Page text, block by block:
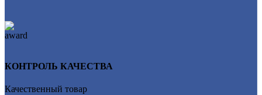
КОНТРОЛЬ КАЧЕСТВА
Качественный товар